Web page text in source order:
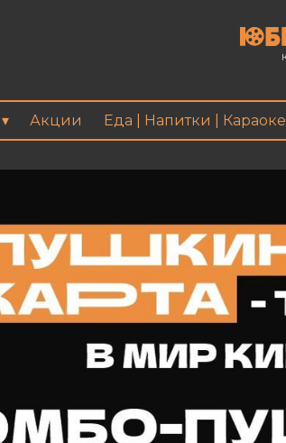
Акции Еда | Напитки | Караоке